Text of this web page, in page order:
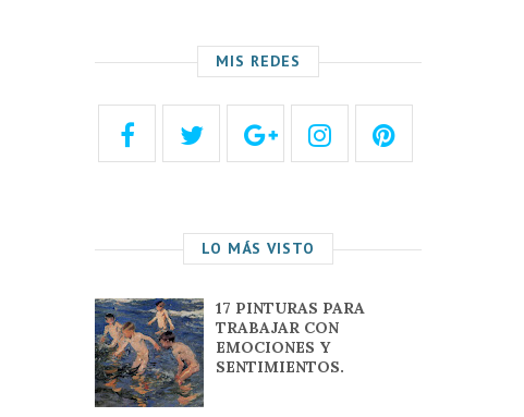
MIS REDES
LO MÁS VISTO
17 PINTURAS PARA
TRABAJAR CON
EMOCIONES Y
SENTIMIENTOS.